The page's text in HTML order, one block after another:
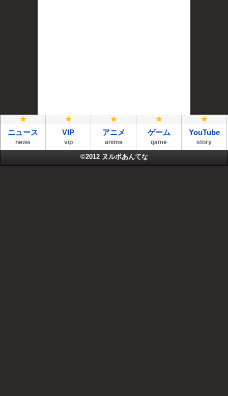
ニュース
news
VIP
vip
アニメ
anime
ゲーム
game
YouTube
story
©2012 ヌルポあんてな